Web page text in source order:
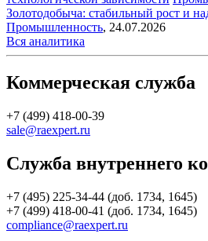
Золотодобыча: стабильный рост и
Промышленность, 24.07.2026
Вся аналитика
Коммерческая служба
+7 (499) 418-00-39
sale@raexpert.ru
Служба внутреннего
+7 (495) 225-34-44 (доб. 1734, 1645)
+7 (499) 418-00-41 (доб. 1734, 1645)
compliance@raexpert.ru